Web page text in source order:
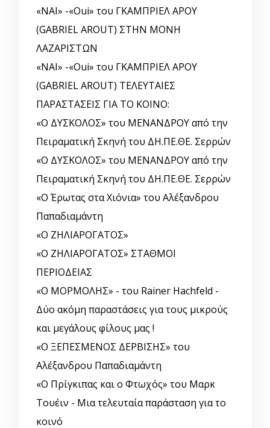
«ΝΑΙ» -«Oui» του ΓΚΑΜΠΡΙΕΛ ΑΡΟΥ
(GABRIEL AROUT) ΣΤΗΝ ΜΟΝΗ
ΛΑΖΑΡΙΣΤΩΝ
«ΝΑΙ» -«Oui» του ΓΚΑΜΠΡΙΕΛ ΑΡΟΥ
(GABRIEL AROUT) ΤΕΛΕΥΤΑΙΕΣ
ΠΑΡΑΣΤΑΣΕΙΣ ΓΙΑ ΤΟ ΚΟΙΝΟ:
«Ο ΔΥΣΚΟΛΟΣ» του ΜΕΝΑΝΔΡΟΥ από την
Πειραματική Σκηνή του ΔΗ.ΠΕ.ΘΕ. Σερρών
«Ο ΔΥΣΚΟΛΟΣ» του ΜΕΝΑΝΔΡΟΥ από την
Πειραματική Σκηνή του ΔΗ.ΠΕ.ΘΕ. Σερρών
«Ο Έρωτας στα Χιόνια» του Αλέξανδρου
Παπαδιαμάντη
«Ο ΖΗΛΙΑΡΟΓΑΤΟΣ»
«Ο ΖΗΛΙΑΡΟΓΑΤΟΣ» ΣΤΑΘΜΟΙ
ΠΕΡΙΟΔΕΙΑΣ
«Ο ΜΟΡΜΟΛΗΣ» - του Rainer Hachfeld -
Δύο ακόμη παραστάσεις για τους μικρούς
και μεγάλους φίλους μας !
«Ο ΞΕΠΕΣΜΕΝΟΣ ΔΕΡΒΙΣΗΣ» του
Αλέξανδρου Παπαδιαμάντη
«Ο Πρίγκιπας και ο Φτωχός» του Μαρκ
Τουέιν - Μια τελευταία παράσταση για το
κοινό